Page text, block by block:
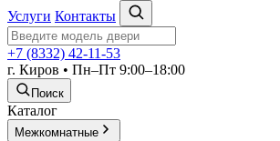
Услуги Контакты
+7 (8332) 42-11-53
г. Киров • Пн–Пт 9:00–18:00
Поиск
Каталог
Межкомнатные